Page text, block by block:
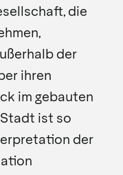
die
der
ihren
im gebauten
ist so
der